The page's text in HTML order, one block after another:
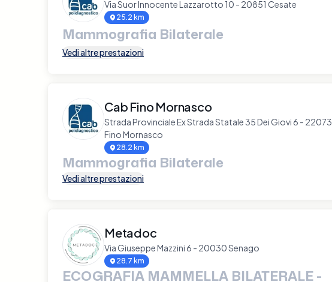
Via Suor Innocente Lazzarotto 10 - 20851 Cesate
25.2 km
Mammografia Bilaterale
Vedi altre prestazioni
Cab Fino Mornasco
Strada Provinciale Ex Strada Statale 35 Dei Giovi 6 - 22073
Fino Mornasco
28.2 km
Mammografia Bilaterale
Vedi altre prestazioni
Metadoc
Via Giuseppe Mazzini 6 - 20030 Senago
28.7 km
ECOGRAFIA MAMMELLA BILATERALE -